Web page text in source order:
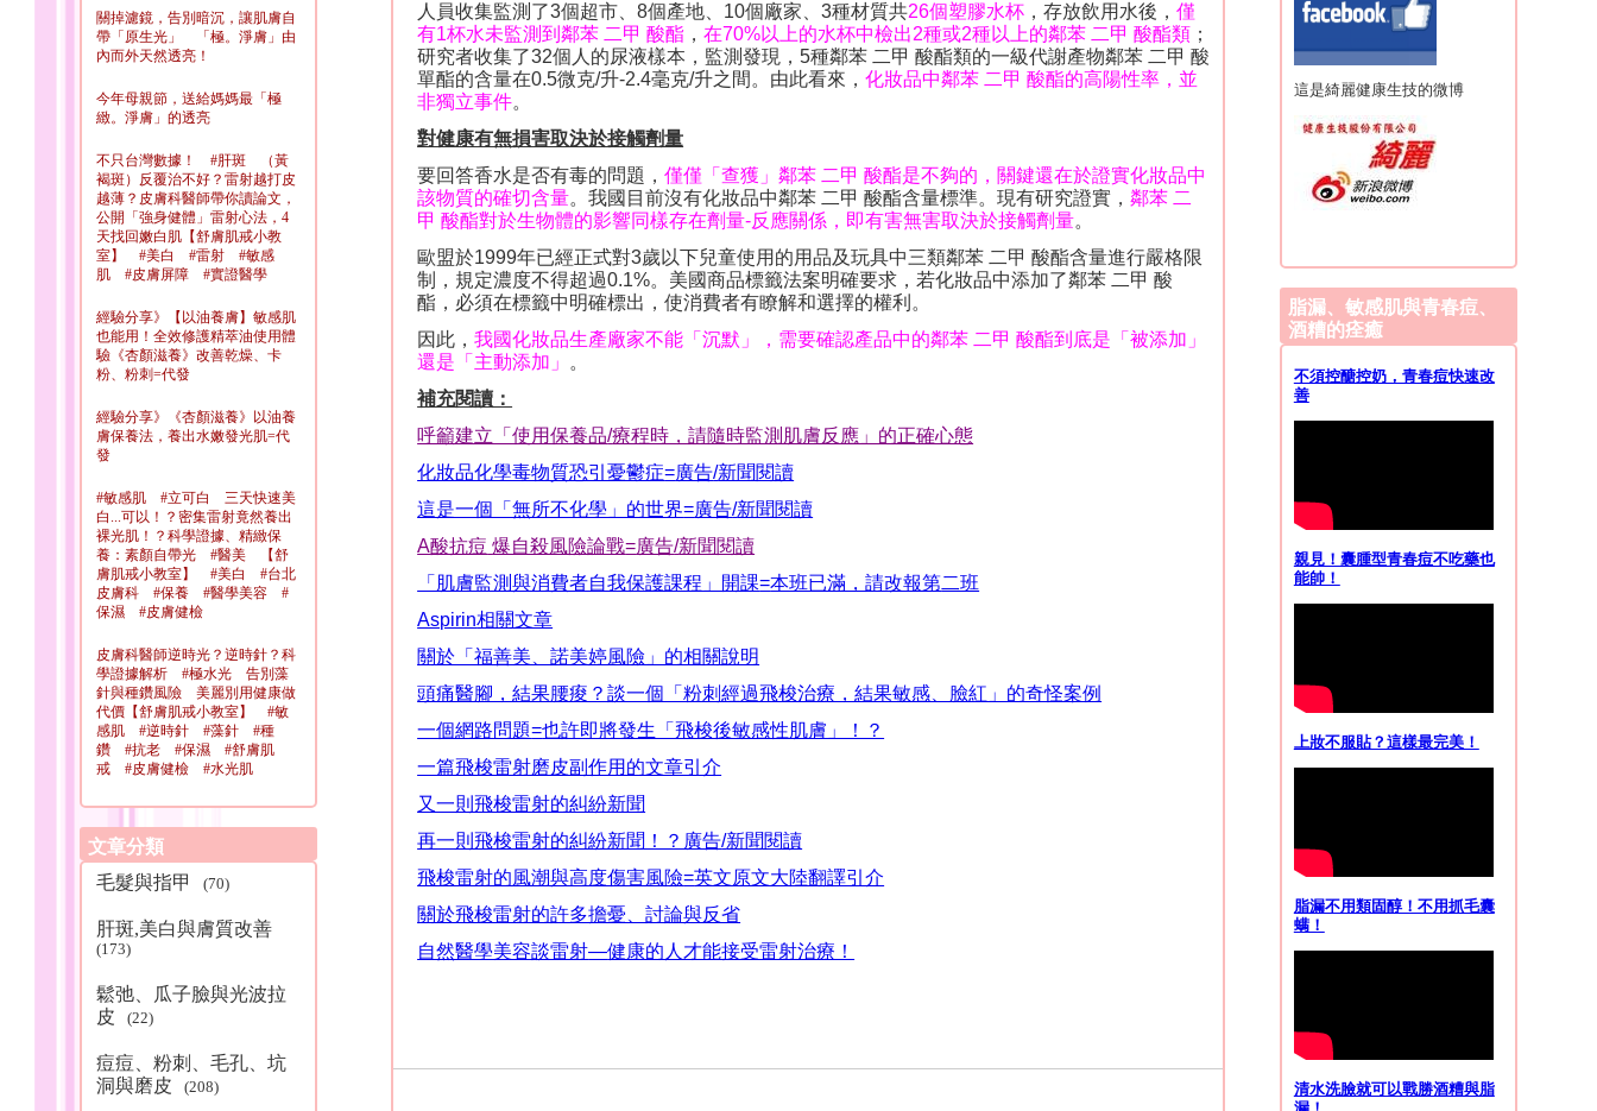
關掉濾鏡，告別暗沉，讓肌膚自
帶「原生光」 「極。淨膚」由
內而外天然透亮！
今年母親節，送給媽媽最「極
緻。淨膚」的透亮
不只台灣數據！ #肝斑 （黃
褐斑）反覆治不好？雷射越打皮
越薄？皮膚科醫師帶你讀論文，
公開「強身健體」雷射心法，4
天找回嫩白肌【舒膚肌戒小教
室】 #美白 #雷射 #敏感
肌 #皮膚屏障 #實證醫學
經驗分享》【以油養膚】敏感肌
也能用！全效修護精萃油使用體
驗《杏顏滋養》改善乾燥、卡
粉、粉刺=代發
經驗分享》《杏顏滋養》以油養
膚保養法，養出水嫩發光肌=代
發
#敏感肌 #立可白 三天快速美
白...可以！？密集雷射竟然養出
裸光肌！？科學證據、精緻保
養：素顏自帶光 #醫美 【舒
膚肌戒小教室】 #美白 #台北
皮膚科 #保養 #醫學美容 #
保濕 #皮膚健檢
皮膚科醫師逆時光？逆時針？科
學證據解析 #極水光 告別藻
針與種鑽風險 美麗別用健康做
代價【舒膚肌戒小教室】 #敏
感肌 #逆時針 #藻針 #種
鑽 #抗老 #保濕 #舒膚肌
戒 #皮膚健檢 #水光肌
文章分類
毛髮與指甲
(70)
肝斑,美白與膚質改善
(173)
鬆弛、瓜子臉與光波拉
皮
(22)
痘痘、粉刺、毛孔、坑
洞與磨皮
(208)
這是綺麗健康生技的微博
脂漏、敏感肌與青春痘、
酒糟的痊癒
不須控醣控奶，青春痘快速改
善
親見！囊腫型青春痘不吃藥也
能帥！
上妝不服貼？這樣最完美！
脂漏不用類固醇！不用抓毛囊
螨！
清水洗臉就可以戰勝酒糟與脂
人員收集監測了3個超市、8個產地、 10個廠家、3種材質共26個塑膠水杯 ，存放飲用水後，僅
有1杯水未監測到鄰苯 二甲 酸酯 ，在70%以上的水杯中檢出2種或2種以上的鄰苯 二甲 酸酯類 ；
研究者收集了32個人的尿液樣本，監測發現，5種鄰苯 二甲 酸酯類的一級代謝產物鄰苯 二甲 酸
單酯的含量在0.5微克/升-2.4毫克/升之間。由此看來，化妝品中鄰苯 二甲 酸酯的高陽性率，並
非獨立事件。
對健康有無損害取決於接觸劑量
要回答香水是否有毒的問題，僅僅「查獲」鄰苯 二甲 酸酯是不夠的，關鍵還在於證實化妝品中
該物質的確切含量。我國目前沒有化妝品中鄰苯 二甲 酸酯含量標準。現有研究證實，鄰苯 二
甲 酸酯對於生物體的影響同樣存在劑量-反應關係，即有害無害取決於接觸劑量。
歐盟於1999年已經正式對3歲以下兒童使用的用品及玩具中三類鄰苯 二甲 酸酯含量進行嚴格限
制，規定濃度不得超過0.1%。美國商品標籤法案明確要求，若化妝品中添加了鄰苯 二甲 酸
酯，必須在標籤中明確標出，使消費者有瞭解和選擇的權利。
因此，我國化妝品生產廠家不能「沉默」，需要確認產品中的鄰苯 二甲 酸酯到底是「被添加」
還是「主動添加」
。
補充閱讀：
呼籲建立「使用保養品/療程時，請隨時監測肌膚反應」的正確心態
化妝品化學毒物質恐引憂鬱症=廣告/新聞閱讀
這是一個「無所不化學」的世界=廣告/新聞閱讀
A酸抗痘 爆自殺風險論戰=廣告/新聞閱讀
「肌膚監測與消費者自我保護課程」開課=本班已滿，請改報第二班
Aspirin相關文章
關於「福善美、諾美婷風險」的相關說明
頭痛醫腳，結果腰痠？談一個「粉刺經過飛梭治療，結果敏感、臉紅」的奇怪案例
一個網路問題=也許即將發生「飛梭後敏感性肌膚」！？
一篇飛梭雷射磨皮副作用的文章引介
又一則飛梭雷射的糾紛新聞
再一則飛梭雷射的糾紛新聞！？廣告/新聞閱讀
飛梭雷射的風潮與高度傷害風險=英文原文大陸翻譯引介
關於飛梭雷射的許多擔憂、討論與反省
自然醫學美容談雷射—健康的人才能接受雷射治療！